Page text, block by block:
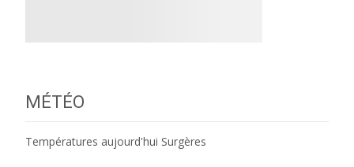
MÉTÉO
Températures aujourd'hui Surgères